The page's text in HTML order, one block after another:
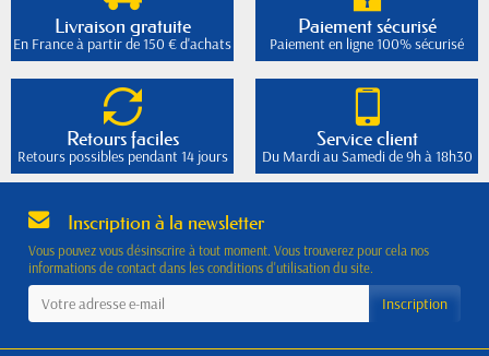
Livraison gratuite
En France à partir de 150 € d'achats
Paiement sécurisé
Paiement en ligne 100% sécurisé
Retours faciles
Retours possibles pendant 14 jours
Service client
Du Mardi au Samedi de 9h à 18h30
Inscription à la newsletter
Vous pouvez vous désinscrire à tout moment. Vous trouverez pour cela nos
informations de contact dans les conditions d'utilisation du site.